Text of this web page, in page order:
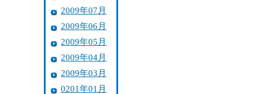
2009年07月
2009年06月
2009年05月
2009年04月
2009年03月
0201年01月